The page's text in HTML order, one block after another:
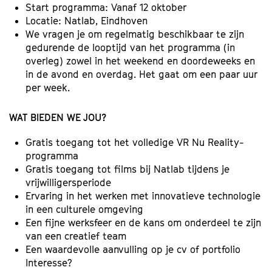
Start programma: Vanaf 12 oktober
Locatie: Natlab, Eindhoven
We vragen je om regelmatig beschikbaar te zijn
gedurende de looptijd van het programma (in
overleg) zowel in het weekend en doordeweeks en
in de avond en overdag. Het gaat om een paar uur
per week.
WAT BIEDEN WE JOU?
Gratis toegang tot het volledige VR Nu Reality-
programma
Gratis toegang tot films bij Natlab tijdens je
vrijwilligersperiode
Ervaring in het werken met innovatieve technologie
in een culturele omgeving
Een fijne werksfeer en de kans om onderdeel te zijn
van een creatief team
Een waardevolle aanvulling op je cv of portfolio
Interesse?